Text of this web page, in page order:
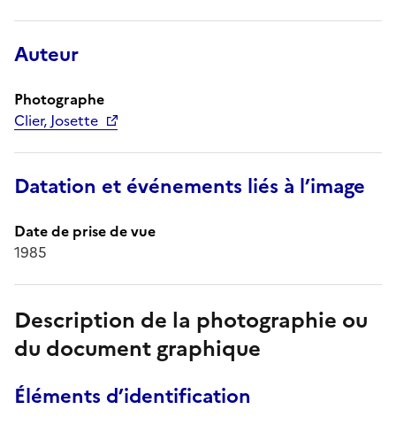
Auteur
Photographe
Clier, Josette
Datation et événements liés à l’image
Date de prise de vue
1985
Description de la photographie ou
du document graphique
Éléments d’identification